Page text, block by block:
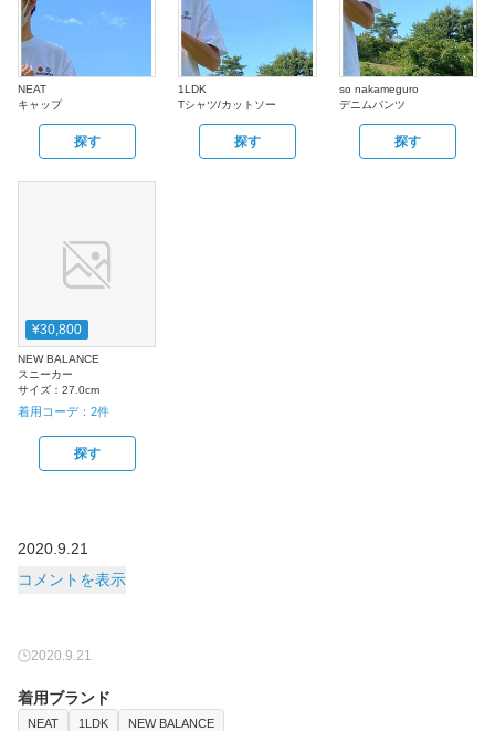
NEAT
キャップ
探す
1LDK
Tシャツ/カットソー
探す
so nakameguro
デニムパンツ
探す
¥30,800
NEW BALANCE
スニーカー
サイズ： 27.0cm
着用コーデ： 2件
探す
2020.9.21
コメントを表示
2020.9.21
着用ブランド
NEAT 1LDK NEW BALANCE